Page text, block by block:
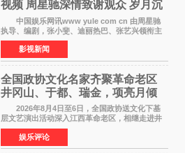
视频 周星驰深情致谢观众 岁月沉
淀不灭初心
中国娱乐网讯www yule com cn 由周星驰
执导、编剧，张小斐、迪丽热巴、张艺兴领衔主
演，刘嘉玲、佐藤健特别出演，艾米、雪野、蔡
思贝、胡予安、倪好特别介绍的喜剧电影《功夫
女足》释出多谢你
影视新闻
全国政协文化名家齐聚革命老区
井冈山、于都、瑞金，项亮月倾
情献唱《桃花谣》致敬红色沃土
2026年8月4日至6日，全国政协送文化下基
层文艺演出活动深入江西革命老区，相继走进井
冈山、于都长征出发地、瑞金三地。由全国政协
文化文史和学习委员会副主任、甘肃省政协原主
席欧阳坚率团，一
娱乐评论